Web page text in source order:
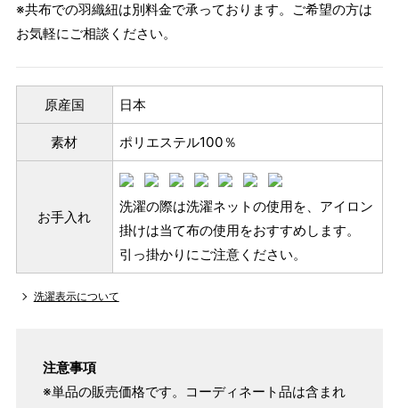
※共布での羽織紐は別料金で承っております。ご希望の方は
お気軽にご相談ください。
原産国 日本
素材 ポリエステル100％
お手入れ
洗濯の際は洗濯ネットの使用を、アイロン
掛けは当て布の使用をおすすめします。
引っ掛かりにご注意ください。
洗濯表示について
注意事項
※単品の販売価格です。コーディネート品は含まれ